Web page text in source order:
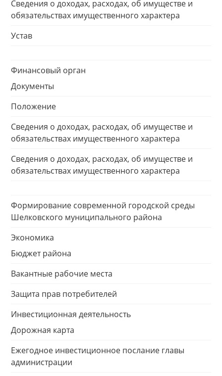
Сведения о доходах, расходах, об имуществе и
обязательствах имущественного характера
Устав
Финансовый орган
Документы
Положение
Сведения о доходах, расходах, об имуществе и
обязательствах имущественного характера
Сведения о доходах, расходах, об имуществе и
обязательствах имущественного характера
Формирование современной городской среды
Шелковского муниципального района
Экономика
Бюджет района
Вакантные рабочие места
Защита прав потребителей
Инвестиционная деятельность
Дорожная карта
Ежегодное инвестиционное послание главы
администрации